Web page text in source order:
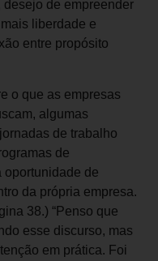
de empreender
liberdade e
entre propósito
o que as empresas
algumas
de trabalho
de
oportunidade de
da própria empresa.
38.) “Penso que
esse discurso, mas
em prática. Foi